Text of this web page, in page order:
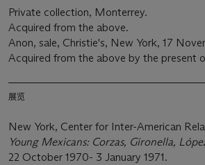
Private collection, Monterrey.
Acquired from the above.
Anon, sale, Christie's, New York, 17
Acquired from the above by the present
展览
New York, Center for Inter-American
Young Mexicans: Corzas, Gironella,
22 October 1970- 3 January 1971.